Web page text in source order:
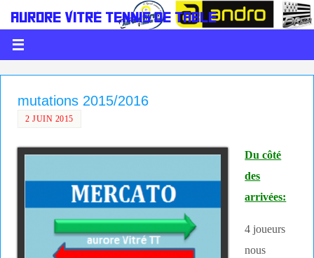
AURORE VITRÉ TENNIS DE TABLE
LE PING C'EST DE LA BALLE
mutations 2015/2016
2 JUIN 2015
Du côté
des
arrivées:
4 joueurs
nous